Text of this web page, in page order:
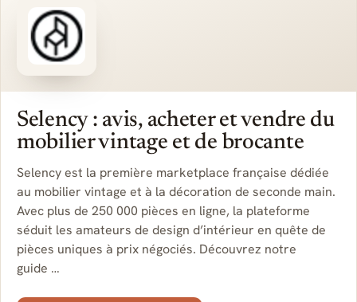
Selency : avis, acheter et vendre du
mobilier vintage et de brocante
Selency est la première marketplace française dédiée
au mobilier vintage et à la décoration de seconde main.
Avec plus de 250 000 pièces en ligne, la plateforme
séduit les amateurs de design d’intérieur en quête de
pièces uniques à prix négociés. Découvrez notre
guide …